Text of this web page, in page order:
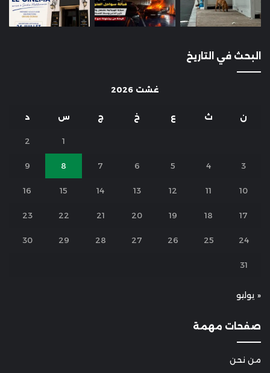
البحث في التاريخ
غشت 2026
ن ث ع خ ج س د
1
2
3
4
5
6
7
8
9
10
11
12
13
14
15
16
17
18
19
20
21
22
23
24
25
26
27
28
29
30
31
« يوليو
صفحات مهمة
من نحن